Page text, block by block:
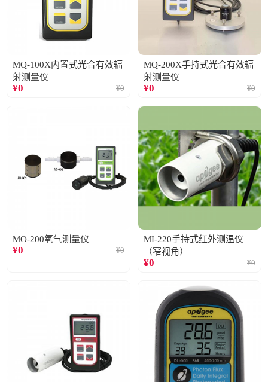
MQ-100X内置式光合有效辐
射测量仪
¥0 ¥0
MQ-200X手持式光合有效辐
射测量仪
¥0 ¥0
MO-200氧气测量仪
¥0 ¥0
MI-220手持式红外测温仪
（窄视角）
¥0 ¥0